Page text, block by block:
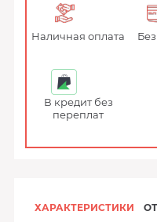
Наличная оплата
В кредит без
переплат
ХАРАКТЕРИСТИКИ